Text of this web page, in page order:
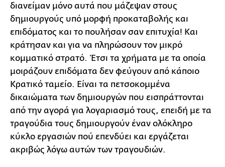
διανείμαν μόνο αυτά που μάζεψαν στους
δημιουργούς υπό μορφή προκαταβολής και
επιδόματος και το πουλήσαν σαν επιτυχία! Και
κράτησαν και για να πληρώσουν τον μικρό
κομματικό στρατό. Έτσι τα χρήματα με τα οποία
μοιράζουν επιδόματα δεν φεύγουν από κάποιο
Κρατικό ταμείο. Είναι τα πετσοκομμένα
δικαιώματα των δημιουργών που εισπράττονται
από την αγορά για λογαριασμό τους, επειδή με τα
τραγούδια τους δημιουργούν έναν ολόκληρο
κύκλο εργασιών πού επενδύει και εργάζεται
ακριβώς λόγω αυτών των τραγουδιών.